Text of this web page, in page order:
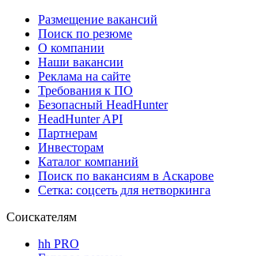
Размещение вакансий
Поиск по резюме
О компании
Наши вакансии
Реклама на сайте
Требования к ПО
Безопасный HeadHunter
HeadHunter API
Партнерам
Инвесторам
Каталог компаний
Поиск по вакансиям в Аскарове
Сетка: соцсеть для нетворкинга
Соискателям
hh PRO